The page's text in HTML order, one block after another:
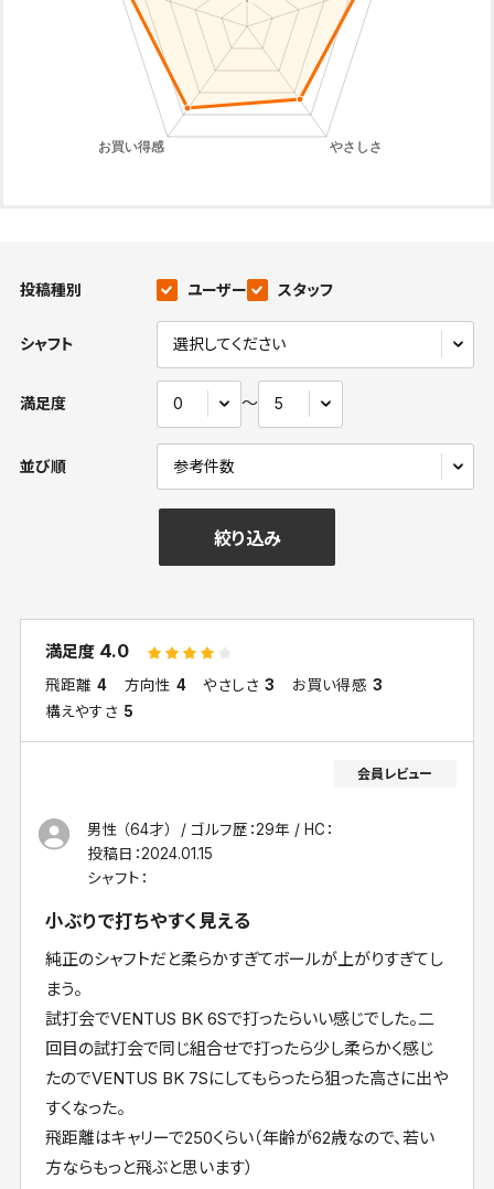
投稿種別 ユーザー スタッフ
シャフト
満足度 〜
並び順
絞り込み
満足度 4.0
飛距離 4 方向性 4 やさしさ 3 お買い得感 3
構えやすさ 5
男性 （64才） ゴルフ歴：29年
HC：
投稿日：2024.01.15
シャフト：
小ぶりで打ちやすく見える
純正のシャフトだと柔らかすぎてボールが上がりすぎてし
まう。
試打会でVENTUS BK 6Sで打ったらいい感じでした。二
回目の試打会で同じ組合せで打ったら少し柔らかく感じ
たのでVENTUS BK 7Sにしてもらったら狙った高さに出や
すくなった。
飛距離はキャリーで250くらい（年齢が62歳なので、若い
方ならもっと飛ぶと思います）